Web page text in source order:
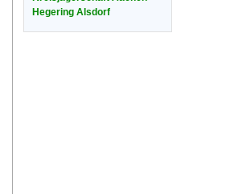
Hegering Alsdorf